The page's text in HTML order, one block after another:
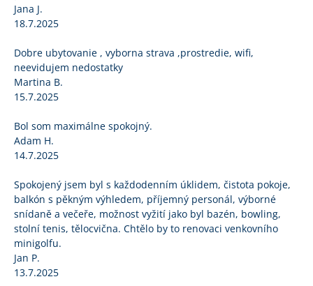
Jana J.
18.7.2025
Dobre ubytovanie , vyborna strava ,prostredie, wifi,
neevidujem nedostatky
Martina B.
15.7.2025
Bol som maximálne spokojný.
Adam H.
14.7.2025
Spokojený jsem byl s každodenním úklidem, čistota pokoje,
balkón s pěkným výhledem, příjemný personál, výborné
snídaně a večeře, možnost vyžití jako byl bazén, bowling,
stolní tenis, tělocvična. Chtělo by to renovaci venkovního
minigolfu.
Jan P.
13.7.2025